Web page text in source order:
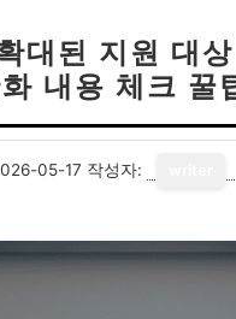
된 지원 대상
내용 체크 꿀
05-17 작성자: